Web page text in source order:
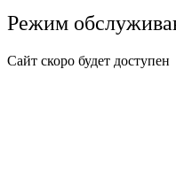
Режим
Сайт скоро будет доступен